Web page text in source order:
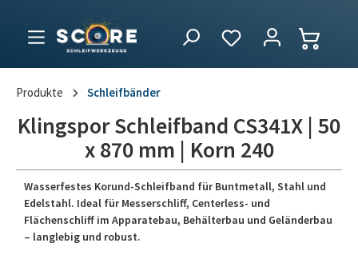
Produkte Schleifbänder
Klingspor Schleifband CS341X | 50
x 870 mm | Korn 240
Wasserfestes Korund-Schleifband für Buntmetall, Stahl und
Edelstahl. Ideal für Messerschliff, Centerless- und
Flächenschliff im Apparatebau, Behälterbau und Geländerbau
– langlebig und robust.